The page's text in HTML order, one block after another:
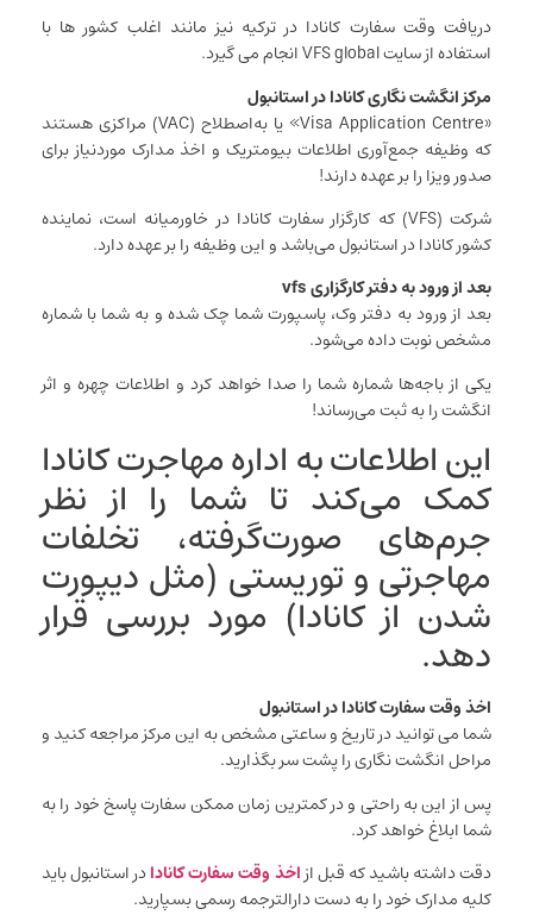
دریافت وقت سفارت کانادا در ترکیه نیز مانند اغلب کشور ها با
استفاده از سایت VFS global انجام می گیرد.
مرکز انگشت نگاری کانادا در استانبول
«‌Visa Application Centre» یا به‌اصطلاح (VAC) مراکزی هستند
که وظیفه جمع‌آوری اطلاعات بیومتریک و اخذ مدارک موردنیاز برای
صدور ویزا را بر عهده دارند!
شرکت (VFS) که کارگزار سفارت کانادا در خاورمیانه است، نماینده
کشور کانادا در استانبول می‌باشد و این وظیفه را بر عهده دارد.
بعد از ورود به دفتر کارگزاری vfs
بعد از ورود به دفتر وک، پاسپورت شما چک شده و به شما با شماره
مشخص نوبت داده می‌شود.
یکی از باجه‌ها شماره شما را صدا خواهد کرد و اطلاعات چهره و اثر
انگشت را به ثبت می‌رساند!
این اطلاعات به اداره مهاجرت کانادا
کمک می‌کند تا شما را از نظر
جرم‌های صورت‌گرفته، تخلفات
مهاجرتی و توریستی (مثل دیپورت
شدن از کانادا) مورد بررسی قرار
دهد.
اخذ وقت سفارت کانادا در استانبول
شما می توانید در تاریخ و ساعتی مشخص به این مرکز مراجعه کنید و
مراحل انگشت نگاری را پشت سر بگذارید.
پس از این به راحتی و در کمترین زمان ممکن سفارت پاسخ خود را به
شما ابلاغ خواهد کرد.
دقت داشته باشید که قبل ازاخذ وقت سفارت کانادادر استانبول باید
کلیه مدارک خود را به دست دارالترجمه رسمی بسپارید.